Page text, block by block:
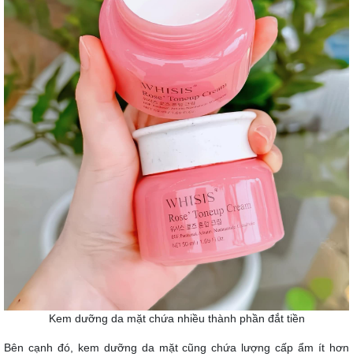
Kem dưỡng da mặt chứa nhiều thành phần đắt tiền
Bên cạnh đó, kem dưỡng da mặt cũng chứa lượng cấp ẩm ít hơn